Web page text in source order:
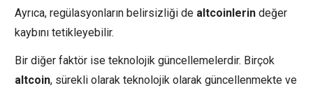
Ayrıca, regülasyonların belirsizliği de altcoinlerin değer
kaybını tetikleyebilir.
Bir diğer faktör ise teknolojik güncellemelerdir. Birçok
altcoin, sürekli olarak teknolojik olarak güncellenmekte ve